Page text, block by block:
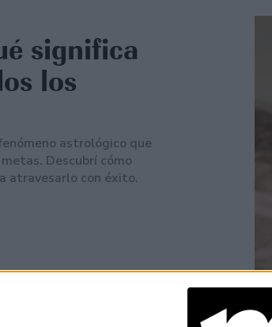
significa
los
astrológico que
Descubrí cómo
atravesarlo con éxito.